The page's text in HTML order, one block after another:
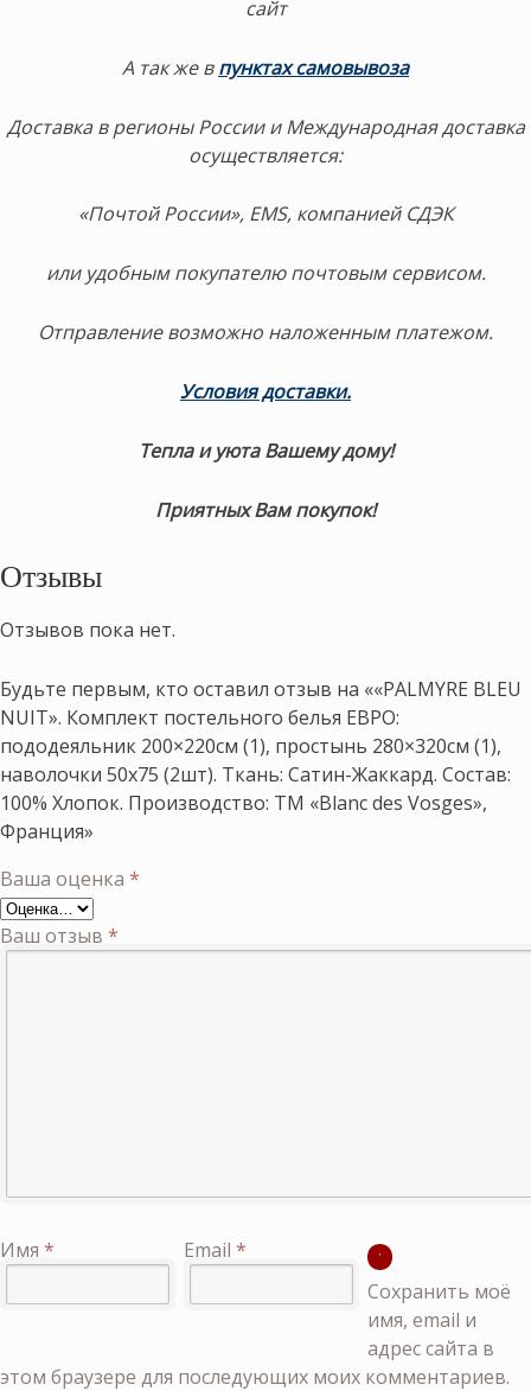
сайт
А так же в пунктах самовывоза
Доставка в регионы России и Международная доставка
осуществляется:
«Почтой России», EMS, компанией СДЭК
или удобным покупателю почтовым сервисом.
Отправление возможно наложенным платежом.
Условия доставки.
Тепла и уюта Вашему дому!
Приятных Вам покупок!
Отзывы
Отзывов пока нет.
Будьте первым, кто оставил отзыв на ««PALMYRE BLEU
NUIT». Комплект постельного белья ЕВРО:
пододеяльник 200×220см (1), простынь 280×320см (1),
наволочки 50х75 (2шт). Ткань: Сатин-Жаккард. Состав:
100% Хлопок. Производство: ТМ «Blanc des Vosges»,
Франция»
Ваша оценка *
Ваш отзыв *
Имя * Email *
Сохранить моё
имя, email и
адрес сайта в
этом браузере для последующих моих комментариев.